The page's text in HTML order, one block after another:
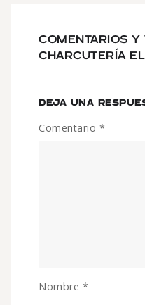
COMENTARIOS Y
CHARCUTERÍA
DEJA UNA
Comentario *
Nombre *